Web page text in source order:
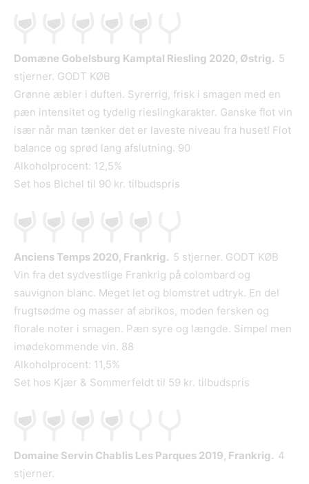
Domæne Gobelsburg Kamptal Riesling 2020, Østrig. 5
stjerner. GODT KØB
Grønne æbler i duften. Syrerrig, frisk i smagen med en
pæn intensitet og tydelig rieslingkarakter. Ganske flot vin
især når man tænker det er laveste niveau fra huset! Flot
balance og sprød lang afslutning. 90
Alkoholprocent: 12,5%
Set hos Bichel til 90 kr. tilbudspris
Anciens Temps 2020, Frankrig. 5 stjerner. GODT KØB
Vin fra det sydvestlige Frankrig på colombard og
sauvignon blanc. Meget let og blomstret udtryk. En del
frugtsødme og masser af abrikos, moden fersken og
florale noter i smagen. Pæn syre og længde. Simpel men
imødekommende vin. 88
Alkoholprocent: 11,5%
Set hos Kjær & Sommerfeldt til 59 kr. tilbudspris
Domaine Servin Chablis Les Parques 2019, Frankrig. 4
stjerner.